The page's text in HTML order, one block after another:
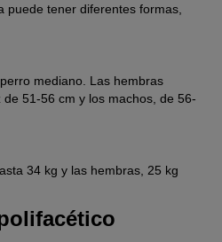
puede tener diferentes formas,
mediano. Las hembras
51-56 cm y los machos, de 56-
34 kg y las hembras, 25 kg